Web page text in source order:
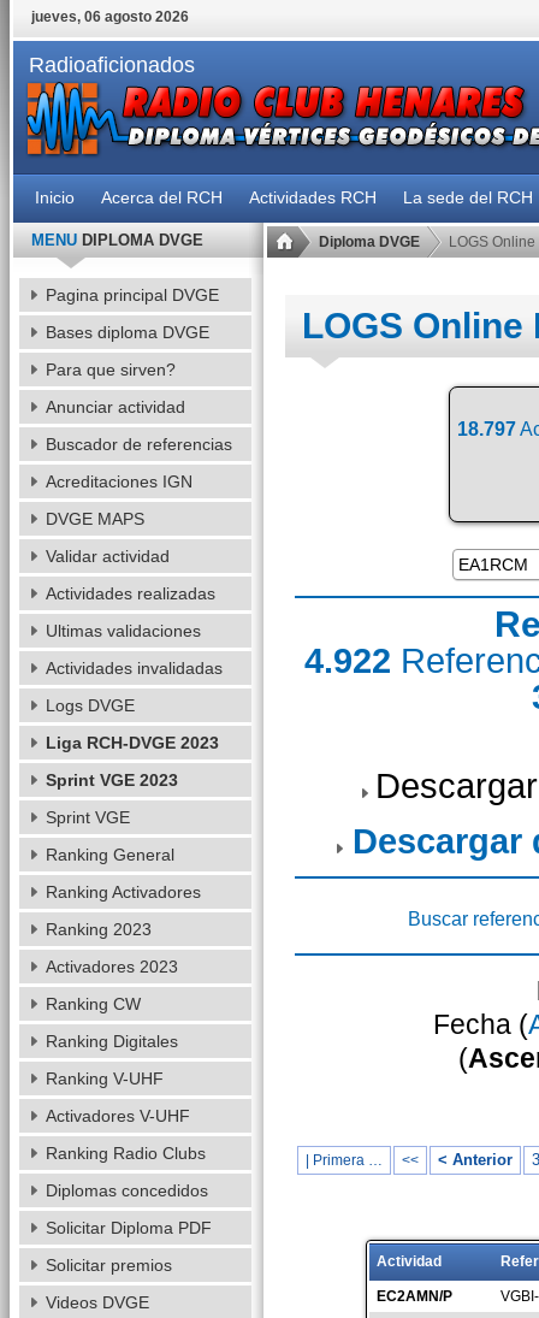
jueves, 06 agosto 2026
Radioaficionados
Inicio Acerca del RCH Actividades RCH La sede del RCH
Diploma DVGE LOGS Online
LOGS Online
18.797
4.922
Descargar
Buscar
Fecha (
(
| Primera … << < Anterior
Actividad
EC2AMN/P
MENUDIPLOMA DVGE
Pagina principal DVGE
Bases diploma DVGE
Para que sirven?
Anunciar actividad
Buscador de referencias
Acreditaciones IGN
DVGE MAPS
Validar actividad
Actividades realizadas
Ultimas validaciones
Actividades invalidadas
Logs DVGE
Liga RCH-DVGE 2023
Sprint VGE 2023
Sprint VGE
Ranking General
Ranking Activadores
Ranking 2023
Activadores 2023
Ranking CW
Ranking Digitales
Ranking V-UHF
Activadores V-UHF
Ranking Radio Clubs
Diplomas concedidos
Solicitar Diploma PDF
Solicitar premios
Videos DVGE